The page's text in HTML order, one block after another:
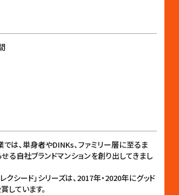
は、単身者やDINKs、ファミリー層に至るま
る自社ブランドマンションを創り出してきまし
クシード」シリーズは、2017年・2020年にグッド
しています。